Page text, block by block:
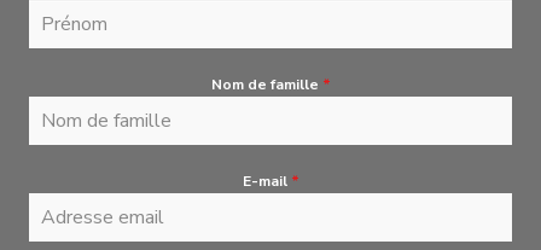
Nom de famille *
E-mail *